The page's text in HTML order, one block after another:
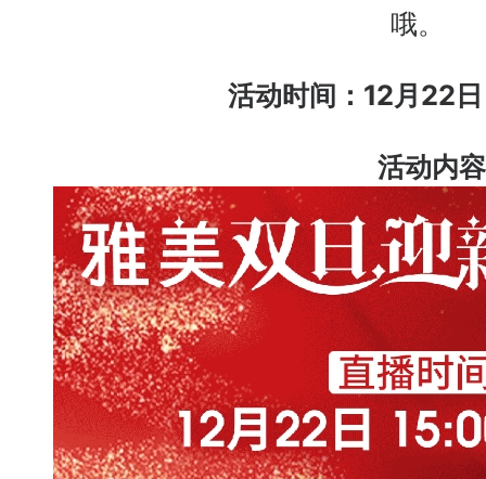
哦。
活动时间：12月22
活动内